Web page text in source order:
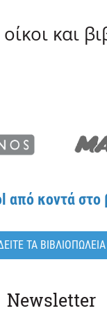
και
από κοντά στο
ΤΑ ΒΙΒΛΙΟΠΩΛΕΙΑ
Newsletter